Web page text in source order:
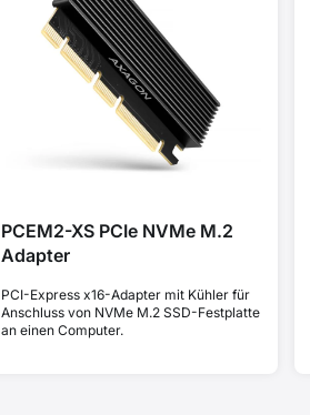
PCEM2-XS PCIe NVMe M.2
Adapter
PCI-Express x16-Adapter mit Kühler für
Anschluss von NVMe M.2 SSD-Festplatte
an einen Computer.